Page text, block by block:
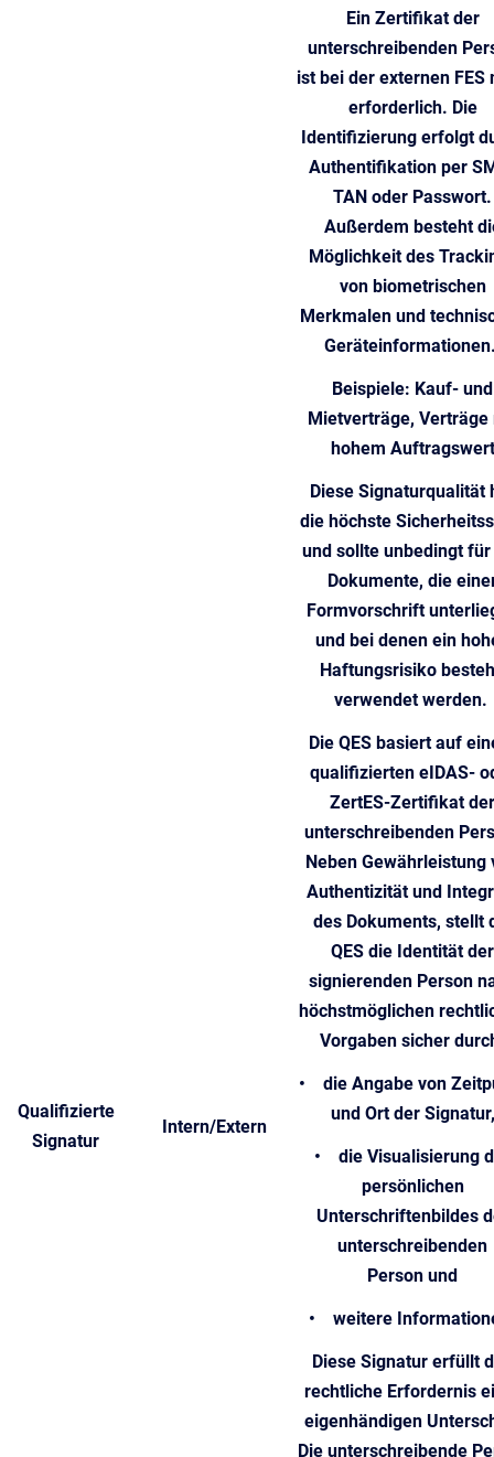
Ein Zertifikat der
unterschreibenden
ist bei der externen FES
erforderlich. Die
Identifizierung erfolgt
Authentifikation per
TAN oder Passwort.
Außerdem besteht
Möglichkeit des
von biometrischen
Merkmalen und
Beispiele: Kauf- und
Mietverträge, Verträge
hohem Auftragswert
Qualifizierte
Signatur
Intern/Extern
Diese Signaturqualität
die höchste
und sollte unbedingt für
Dokumente, die
Formvorschrift
und bei denen ein
Haftungsrisiko
verwendet werden.
Die QES basiert auf
qualifizierten eIDAS-
ZertES-Zertifikat der
unterschreibenden
Neben Gewährleistung
Authentizität und
des Dokuments, stellt
QES die Identität der
signierenden Person
höchstmöglichen
Vorgaben sicher
• die Angabe von
und Ort der Signatur,
• die Visualisierung
persönlichen
Unterschriftenbildes
unterschreibenden
Person und
• weitere
Diese Signatur erfüllt
rechtliche Erfordernis
eigenhändigen
Die unterschreibende